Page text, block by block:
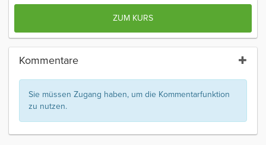
ZUM KURS
Kommentare
Sie müssen Zugang haben, um die Kommentarfunktion
zu nutzen.